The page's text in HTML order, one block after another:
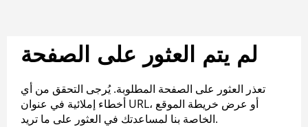
لم يتم العثور على الصفحة
تعذر العثور على الصفحة المطلوبة. يُرجى التحقق من أي
أخطاء إملائية في عنوان URL، أو عرض خريطة الموقع
الخاصة بنا لمساعدتك في العثور على ما تريد.